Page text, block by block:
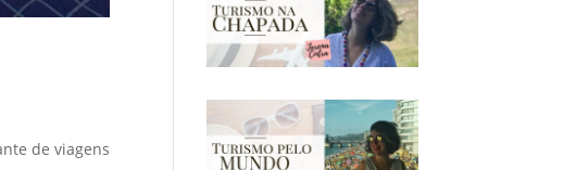
de viagens